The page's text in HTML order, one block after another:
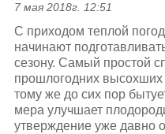
7 мая 2018г. 12:51
С приходом теплой
начинают
сезону. Самый простой
прошлогодних высохших
тому же до сих пор
мера улучшает
утверждение уже давно